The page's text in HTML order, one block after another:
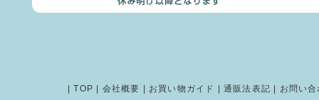
|TOP 会社概要 お買い物ガイド |通販法表記 お問い